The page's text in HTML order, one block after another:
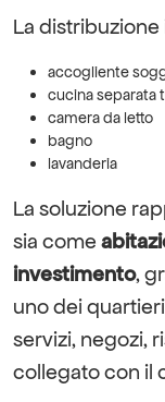
La
accogliente
cucina separata
camera da letto
bagno
lavanderia
La soluzione
sia come
investimento,
uno dei
servizi, negozi,
collegato con il